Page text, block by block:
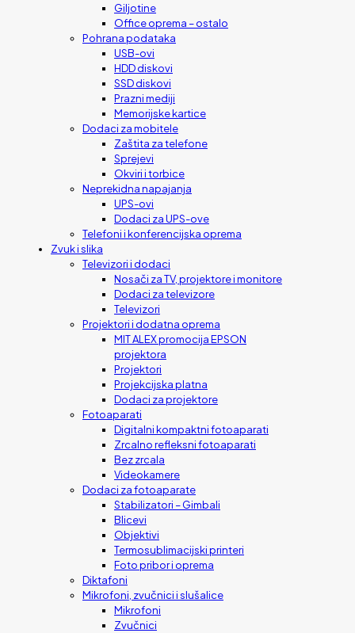
Giljotine
Office oprema – ostalo
Pohrana podataka
USB-ovi
HDD diskovi
SSD diskovi
Prazni mediji
Memorijske kartice
Dodaci za mobitele
Zaštita za telefone
Sprejevi
Okviri i torbice
Neprekidna napajanja
UPS-ovi
Dodaci za UPS-ove
Telefoni i konferencijska oprema
Zvuk i slika
Televizori i dodaci
Nosači za TV, projektore i monitore
Dodaci za televizore
Televizori
Projektori i dodatna oprema
MIT ALEX promocija EPSON
projektora
Projektori
Projekcijska platna
Dodaci za projektore
Fotoaparati
Digitalni kompaktni fotoaparati
Zrcalno refleksni fotoaparati
Bez zrcala
Videokamere
Dodaci za fotoaparate
Stabilizatori – Gimbali
Blicevi
Objektivi
Termosublimacijski printeri
Foto pribor i oprema
Diktafoni
Mikrofoni, zvučnici i slušalice
Mikrofoni
Zvučnici